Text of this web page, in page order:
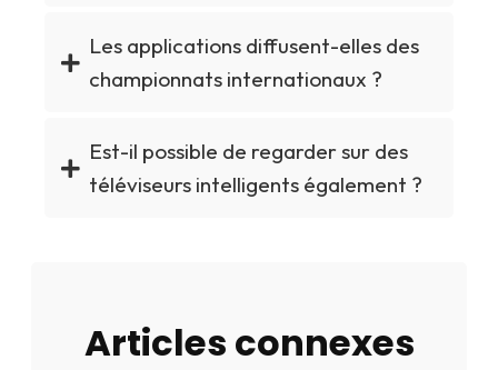
Les applications diffusent-elles des
championnats internationaux ?
Est-il possible de regarder sur des
téléviseurs intelligents également ?
Articles connexes